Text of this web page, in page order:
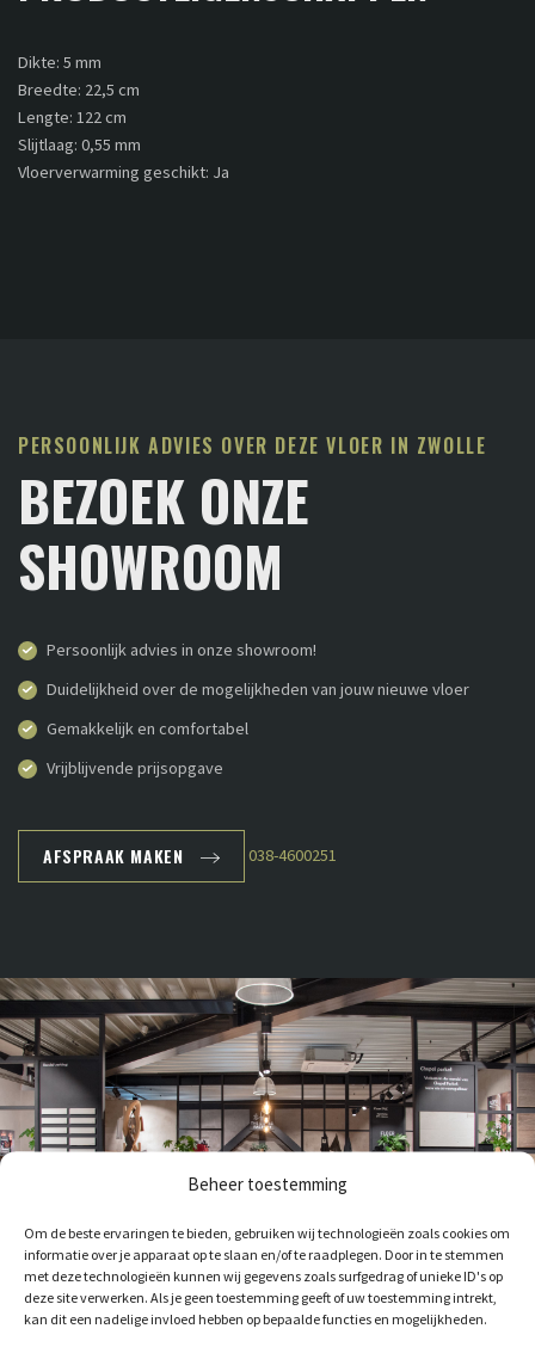
Beheer toestemming
Om de beste ervaringen te bieden, gebruiken wij technologieën zoals cookies om
informatie over je apparaat op te slaan en/of te raadplegen. Door in te stemmen
met deze technologieën kunnen wij gegevens zoals surfgedrag of unieke ID's op
deze site verwerken. Als je geen toestemming geeft of uw toestemming intrekt,
kan dit een nadelige invloed hebben op bepaalde functies en mogelijkheden.
Dikte: 5 mm
Breedte: 22,5 cm
Lengte: 122 cm
Slijtlaag: 0,55 mm
Vloerverwarming geschikt: Ja
PERSOONLIJK ADVIES OVER DEZE VLOER IN ZWOLLE
BEZOEK ONZE
SHOWROOM
Persoonlijk advies in onze showroom!
Duidelijkheid over de mogelijkheden van jouw nieuwe vloer
Gemakkelijk en comfortabel
Vrijblijvende prijsopgave
AFSPRAAK MAKEN 038-4600251